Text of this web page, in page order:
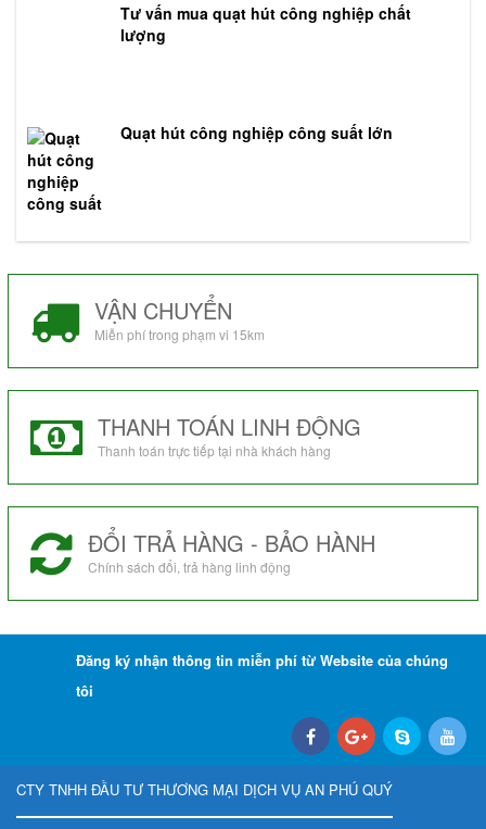
Tư vấn mua quạt hút công nghiệp chất
lượng
Quạt hút công nghiệp công suất lớn
VẬN CHUYỂN
Miễn phí trong phạm vi 15km
THANH TOÁN LINH ĐỘNG
Thanh toán trực tiếp tại nhà khách hàng
ĐỔI TRẢ HÀNG - BẢO HÀNH
Chính sách đổi, trả hàng linh động
Đăng ký nhận thông tin miễn phí từ Website của chúng
tôi
CTY TNHH ĐẦU TƯ THƯƠNG MẠI DỊCH VỤ AN PHÚ QUÝ